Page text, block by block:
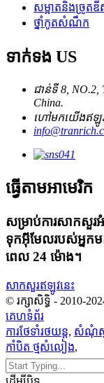
សម្អាតនិងច្រូត
ថ្នាំកូតសំណឹក
ទាក់ទង US
ជាន់ទី 8, NO.2,
China.
ហៅមកយើងឥឡូវ
ធ្វើតាមអាមេរិក
សម្រាប់ការសាកសួ
ទុកអ៊ីមែលរបស់អ្នក
ពេល 24 ម៉ោង។
សាកសួរឥឡូវនេះ
© រក្សាសិទ្ធិ - 2010-
គេហទំព័រ
ការថែទាំរថយន្ត, សំណុំស្
កាំបិត ថ្មសំលៀង,